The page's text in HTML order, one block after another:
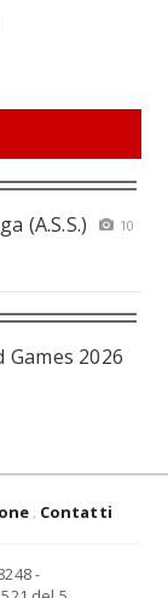
(A.S.S.)
10
2026
Contatti
-